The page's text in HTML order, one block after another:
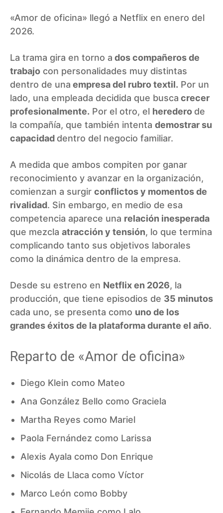
«Amor de oficina» llegó a Netflix en enero del
2026.
La trama gira en torno a dos compañeros de
trabajo con personalidades muy distintas
dentro de una empresa del rubro textil. Por un
lado, una empleada decidida que busca crecer
profesionalmente. Por el otro, el heredero de
la compañía, que también intenta demostrar su
capacidad dentro del negocio familiar.
A medida que ambos compiten por ganar
reconocimiento y avanzar en la organización,
comienzan a surgir conflictos y momentos de
rivalidad. Sin embargo, en medio de esa
competencia aparece una relación inesperada
que mezcla atracción y tensión, lo que termina
complicando tanto sus objetivos laborales
como la dinámica dentro de la empresa.
Desde su estreno en Netflix en 2026, la
producción, que tiene episodios de 35 minutos
cada uno, se presenta como uno de los
grandes éxitos de la plataforma durante el año.
Reparto de «Amor de oficina»
Diego Klein como Mateo
Ana González Bello como Graciela
Martha Reyes como Mariel
Paola Fernández como Larissa
Alexis Ayala como Don Enrique
Nicolás de Llaca como Víctor
Marco León como Bobby